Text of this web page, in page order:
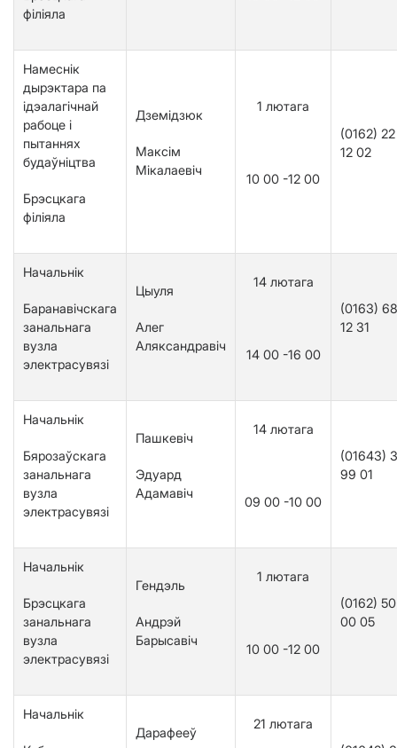
філіяла
Намеснік
дырэктара па
ідэалагічнай
рабоце і
пытаннях
будаўніцтва
Брэсцкага
філіяла
Дземідзюк
Максім
Мікалаевіч
1 лютага
10 00 -12 00
(0162) 22
12 02
Начальнік
Баранавічскага
занальнага
вузла
электрасувязі
Цыуля
Алег
Аляксандравіч
14 лютага
14 00 -16 00
(0163) 68
12 31
Начальнік
Бярозаўскага
занальнага
вузла
электрасувязі
Пашкевіч
Эдуард
Адамавіч
14 лютага
09 00 -10 00
(01643) 3
99 01
Начальнік
Брэсцкага
занальнага
вузла
электрасувязі
Гендэль
Андрэй
Барысавіч
1 лютага
10 00 -12 00
(0162) 50
00 05
Начальнік
Дарафееў
21 лютага